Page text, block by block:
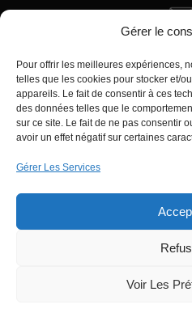
Gérer le
Pour offrir les meilleures expériences,
telles que les cookies pour stocker et/
appareils. Le fait de consentir à ces
des données telles que le
sur ce site. Le fait de ne pas consentir
avoir un effet négatif sur certaines
Gérer Les Services
Voir Les